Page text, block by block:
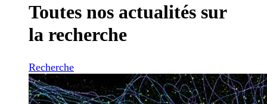
Toutes nos actualités sur
la recherche
Recherche